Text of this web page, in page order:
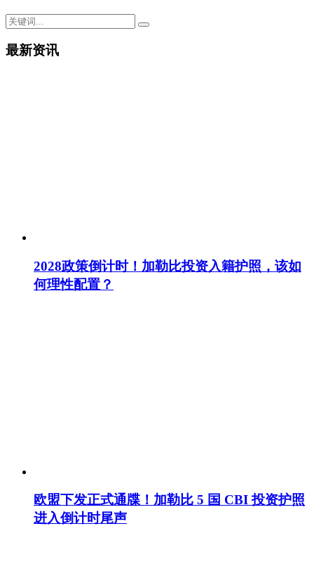
最新资讯
2028政策倒计时！加勒比投资入籍护照，该如
何理性配置？
欧盟下发正式通牒！加勒比 5 国 CBI 投资护照
进入倒计时尾声